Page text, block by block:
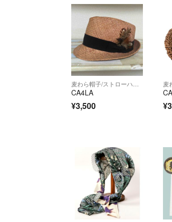
麦わら帽子/ストローハット
CA4LA
¥3,500